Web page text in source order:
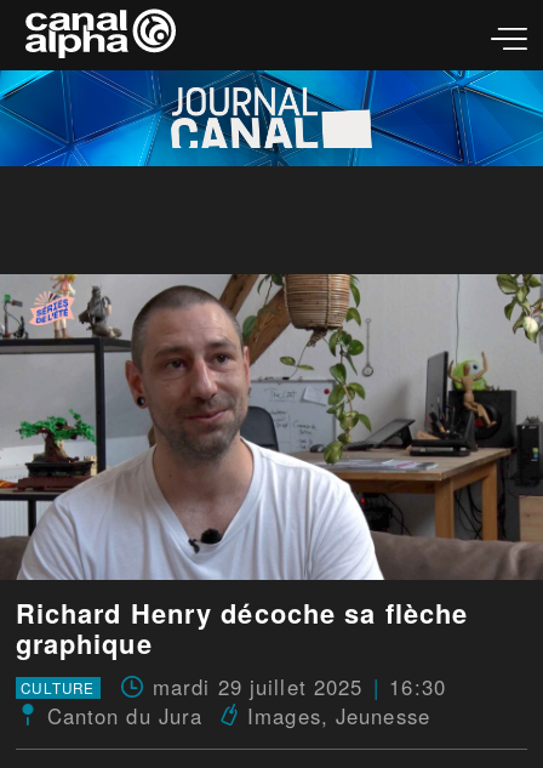
Richard Henry décoche sa flèche
graphique
CULTURE mardi 29 juillet 2025
16:30
Canton du Jura
Images, Jeunesse